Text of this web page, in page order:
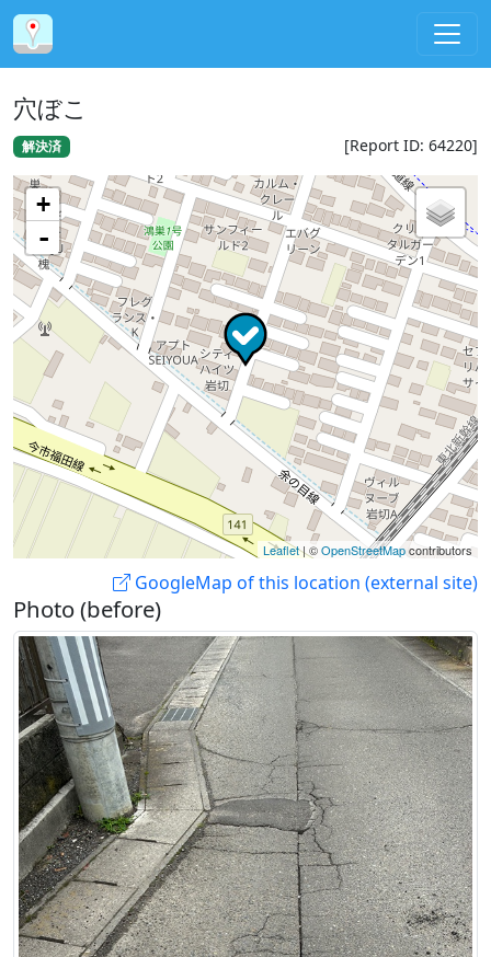
穴ぼこ
解決済 [Report ID: 64220]
+
-
Leaflet| ©OpenStreetMapcontributors
GoogleMap of this location (external site)
Photo (before)